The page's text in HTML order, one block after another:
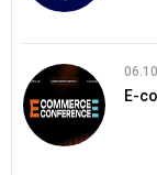
E-